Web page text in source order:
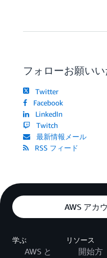
フォローお願い
Twitter
Facebook
LinkedIn
Twitch
最新情報メール
RSS フィード
AWS アカ
学ぶ
AWS と
リソース
開始方